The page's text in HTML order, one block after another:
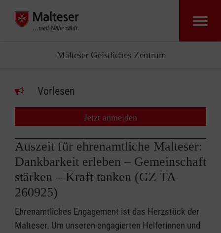
Malteser Geistliches Zentrum
Vorlesen
Jetzt anmelden
Auszeit für ehrenamtliche Malteser:
Dankbarkeit erleben – Gemeinschaft
stärken – Kraft tanken (GZ TA
260925)
Ehrenamtliches Engagement ist das Herzstück der
Malteser. Um unseren engagierten Helferinnen und